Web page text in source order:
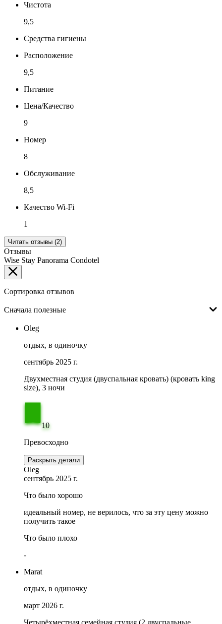
Чистота
9,5
Средства гигиены
Расположение
9,5
Питание
Цена/Качество
9
Номер
8
Обслуживание
8,5
Качество Wi-Fi
1
Читать отзывы (2)
Отзывы
Wise Stay Panorama Condotel
Сортировка отзывов
Сначала полезные
Oleg
отдых, в одиночку
сентябрь 2025 г.
Двухместная студия (двуспальная кровать) (кровать king
size), 3 ночи
10
Превосходно
Раскрыть детали
Oleg
сентябрь 2025 г.
Что было хорошо
идеальный номер, не верилось, что за эту цену можно
получить такое
Что было плохо
-
Marat
отдых, в одиночку
март 2026 г.
Четырёхместная семейная студия (2 двуспальные